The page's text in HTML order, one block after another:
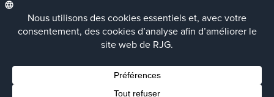
Politique de Confidentialité